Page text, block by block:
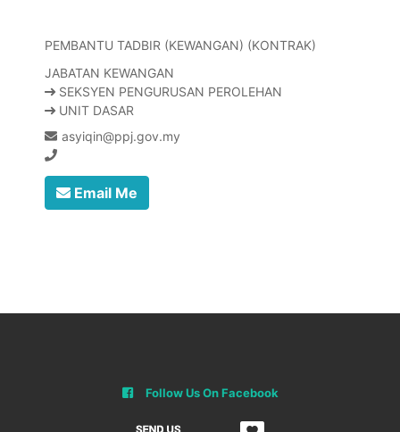
PEMBANTU TADBIR (KEWANGAN) (KONTRAK)
JABATAN KEWANGAN
SEKSYEN PENGURUSAN PEROLEHAN
UNIT DASAR
asyiqin@ppj.gov.my
Email Me
Follow Us On Facebook